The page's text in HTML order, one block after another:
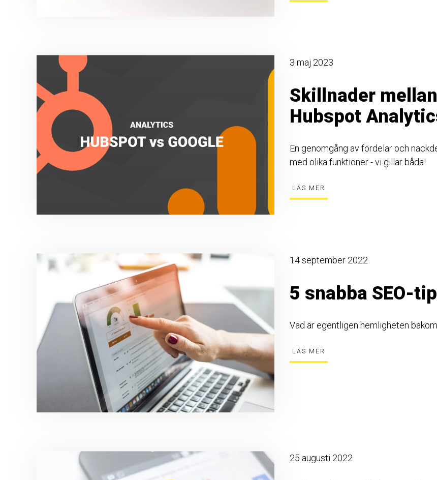
3 maj 2023
Skillnader
Hubspot
En genomgång av fördelar och
med olika funktioner - vi gillar båda!
LÄS MER
14 september 2022
5 snabba SEO-
Vad är egentligen hemligheten
LÄS MER
25 augusti 2022